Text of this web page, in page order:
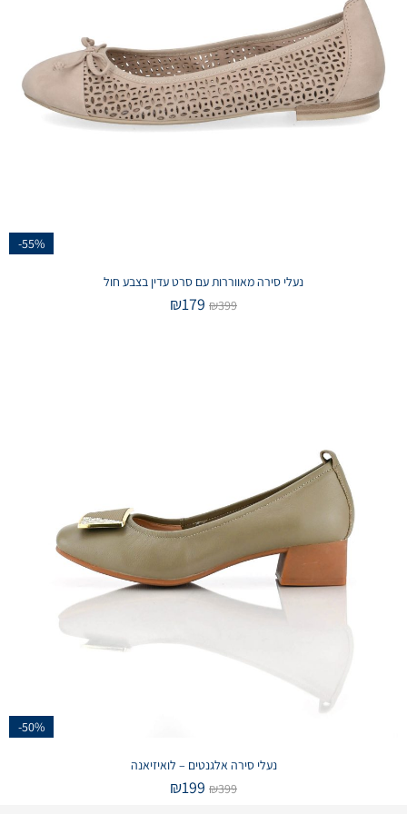
-55%
נעלי סירה מאווררות עם סרט עדין בצבע חול
₪399
₪179
-50%
נעלי סירה אלגנטים – לואיזיאנה
₪399
₪199